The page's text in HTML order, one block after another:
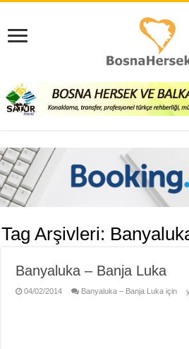
Tag Arşivleri:
Banyaluka – Banja Luka
04/02/2014 Banyaluka – Banja Luka için